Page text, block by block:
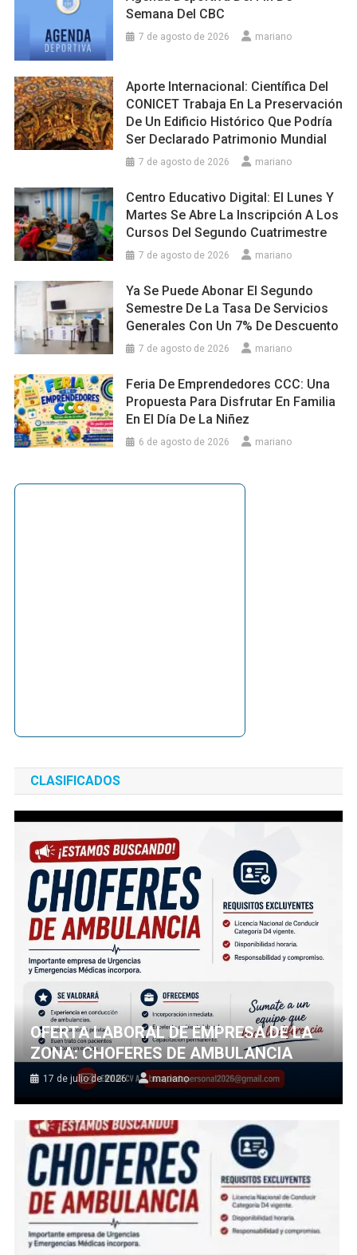
Semana Del CBC
7 de agosto de 2026 mariano
Aporte Internacional: Científica Del
CONICET Trabaja En La Preservación
De Un Edificio Histórico Que Podría
Ser Declarado Patrimonio Mundial
7 de agosto de 2026 mariano
Centro Educativo Digital: El Lunes Y
Martes Se Abre La Inscripción A Los
Cursos Del Segundo Cuatrimestre
7 de agosto de 2026 mariano
Ya Se Puede Abonar El Segundo
Semestre De La Tasa De Servicios
Generales Con Un 7% De Descuento
7 de agosto de 2026 mariano
Feria De Emprendedores CCC: Una
Propuesta Para Disfrutar En Familia
En El Día De La Niñez
6 de agosto de 2026 mariano
CLASIFICADOS
OFERTA LABORAL DE EMPRESA DE LA
ZONA: CHOFERES DE AMBULANCIA
17 de julio de 2026 mariano